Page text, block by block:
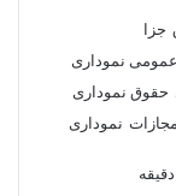
جزا
نموداری
حقوق نموداری
مجازات نموداری